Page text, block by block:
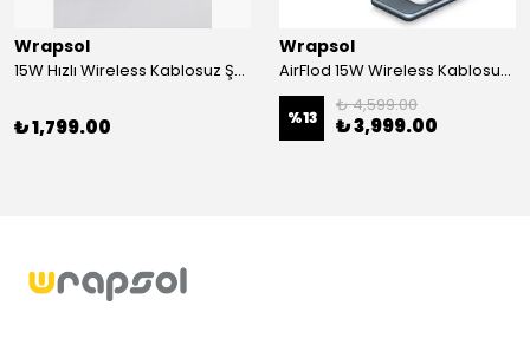
Wrapsol
15W Hızlı Wireless Kablosuz Şarj Standı 4 in 1 Masaüstü İstasyon -iPhone-android-watch-airpods Uyumlu
₺ 1,799.00
Wrapsol
AirFlod 15W Wireless Kablosuz Şarj Standı Alüminyum Katlanabilir 3in1 iPhone-android-watch-airpods
%13
₺ 4,599.00
₺ 3,999.00